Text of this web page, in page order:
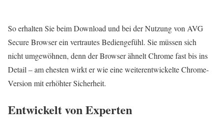
So erhalten Sie beim Download und bei der Nutzung von AVG
Secure Browser ein vertrautes Bediengefühl. Sie müssen sich
nicht umgewöhnen, denn der Browser ähnelt Chrome fast bis ins
Detail – am ehesten wirkt er wie eine weiterentwickelte Chrome-
Version mit erhöhter Sicherheit.
Entwickelt von Experten